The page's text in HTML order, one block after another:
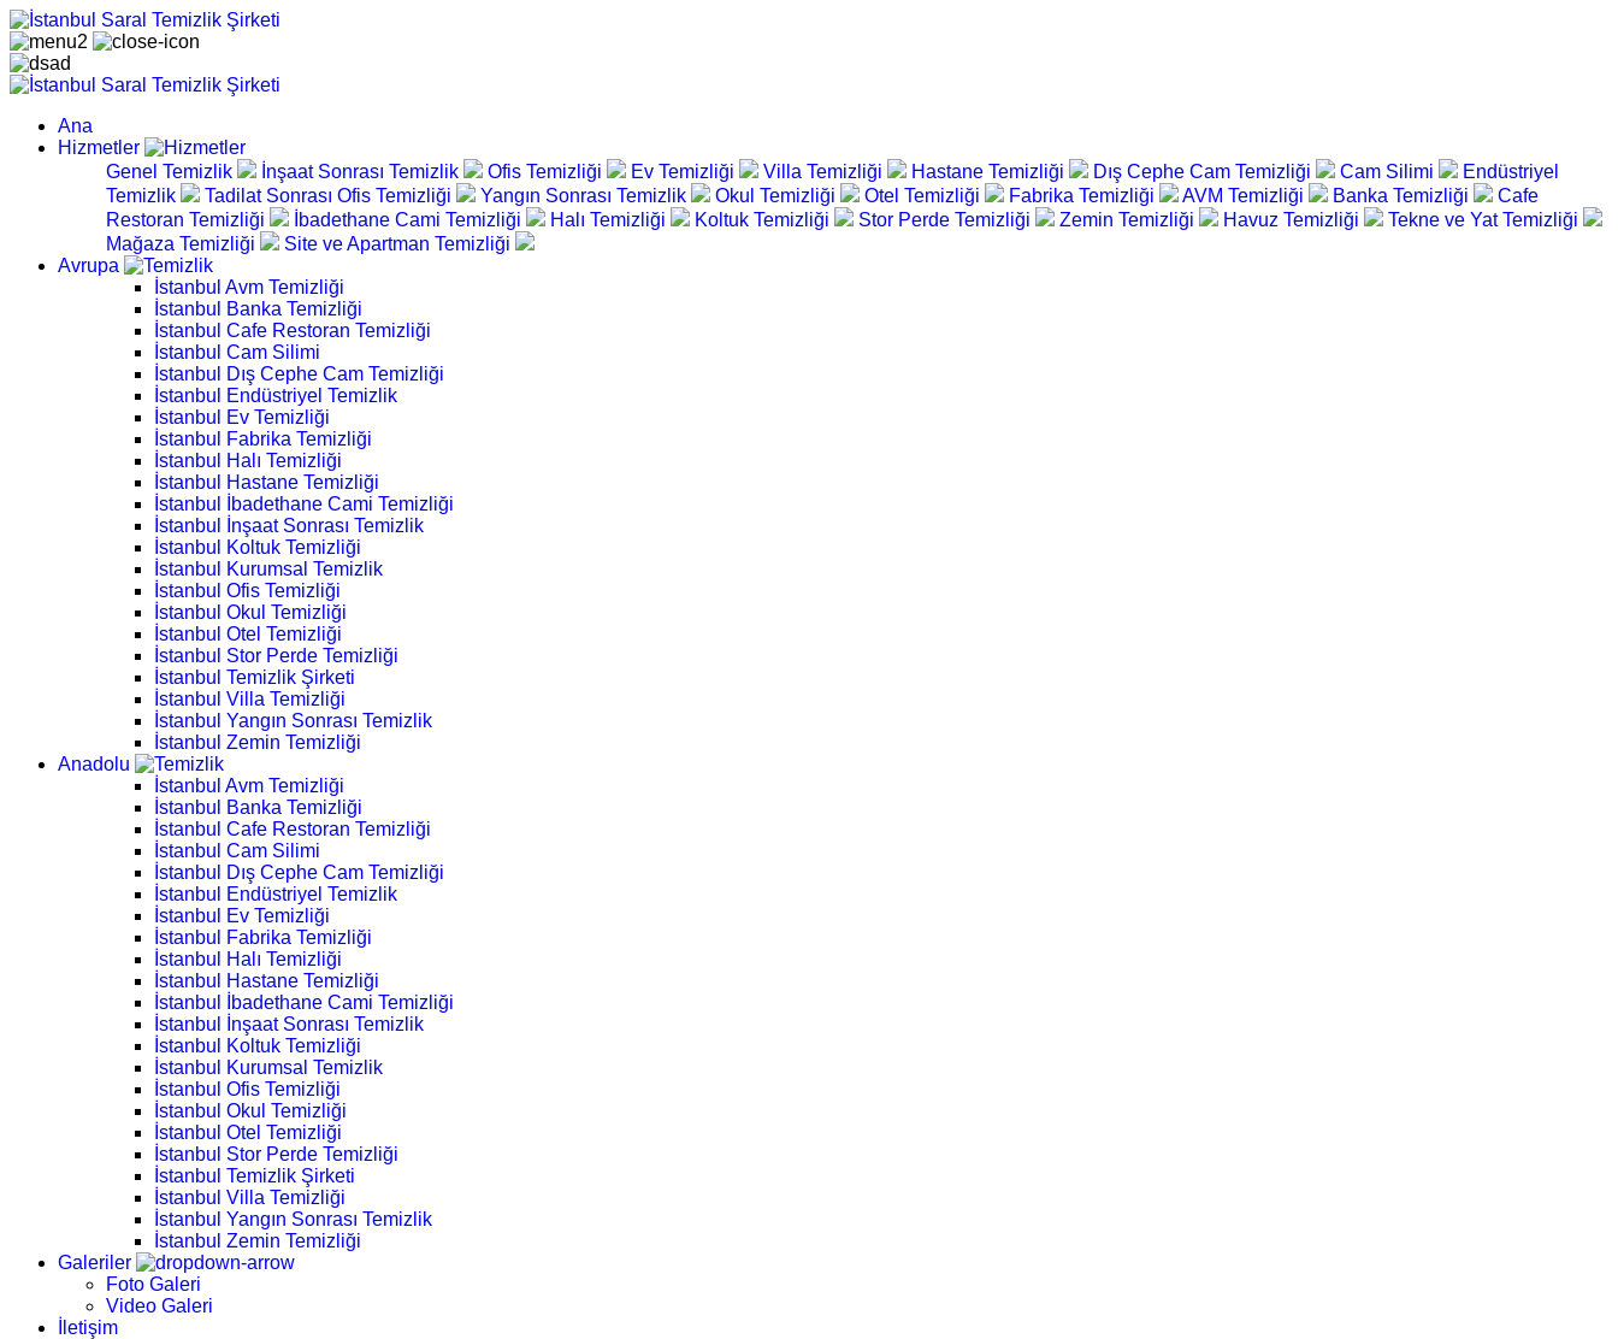
Ana
Hizmetler
Genel Temizlik
İnşaat Sonrası Temizlik Ofis Temizliği Ev Temizliği Villa Temizliği Hastane Temizliği Dış Cephe Cam Temizliği Cam Silimi
Endüstriyel
Temizlik
Tadilat Sonrası Ofis Temizliği Yangın Sonrası Temizlik Okul Temizliği Otel Temizliği Fabrika Temizliği AVM Temizliği Banka Temizliği
Cafe
Restoran Temizliği
İbadethane Cami Temizliği Halı Temizliği Koltuk Temizliği Stor Perde Temizliği Zemin Temizliği Havuz Temizliği
Tekne ve Yat Temizliği
Mağaza Temizliği
Site ve Apartman Temizliği
Avrupa
İstanbul Avm Temizliği
İstanbul Banka Temizliği
İstanbul Cafe Restoran Temizliği
İstanbul Cam Silimi
İstanbul Dış Cephe Cam Temizliği
İstanbul Endüstriyel Temizlik
İstanbul Ev Temizliği
İstanbul Fabrika Temizliği
İstanbul Halı Temizliği
İstanbul Hastane Temizliği
İstanbul İbadethane Cami Temizliği
İstanbul İnşaat Sonrası Temizlik
İstanbul Koltuk Temizliği
İstanbul Kurumsal Temizlik
İstanbul Ofis Temizliği
İstanbul Okul Temizliği
İstanbul Otel Temizliği
İstanbul Stor Perde Temizliği
İstanbul Temizlik Şirketi
İstanbul Villa Temizliği
İstanbul Yangın Sonrası Temizlik
İstanbul Zemin Temizliği
Anadolu
İstanbul Avm Temizliği
İstanbul Banka Temizliği
İstanbul Cafe Restoran Temizliği
İstanbul Cam Silimi
İstanbul Dış Cephe Cam Temizliği
İstanbul Endüstriyel Temizlik
İstanbul Ev Temizliği
İstanbul Fabrika Temizliği
İstanbul Halı Temizliği
İstanbul Hastane Temizliği
İstanbul İbadethane Cami Temizliği
İstanbul İnşaat Sonrası Temizlik
İstanbul Koltuk Temizliği
İstanbul Kurumsal Temizlik
İstanbul Ofis Temizliği
İstanbul Okul Temizliği
İstanbul Otel Temizliği
İstanbul Stor Perde Temizliği
İstanbul Temizlik Şirketi
İstanbul Villa Temizliği
İstanbul Yangın Sonrası Temizlik
İstanbul Zemin Temizliği
Galeriler
Foto Galeri
Video Galeri
İletişim